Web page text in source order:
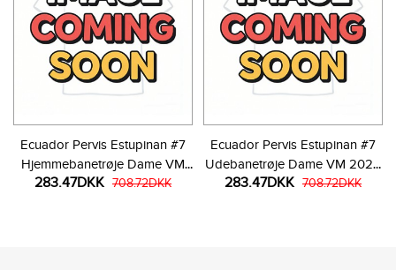
Ecuador Pervis Estupinan #7
Hjemmebanetrøje Dame VM
2026 Kortærmet
283.47DKK 708.72DKK
Ecuador Pervis Estupinan #7
Udebanetrøje Dame VM 2026
Kortærmet
283.47DKK 708.72DKK